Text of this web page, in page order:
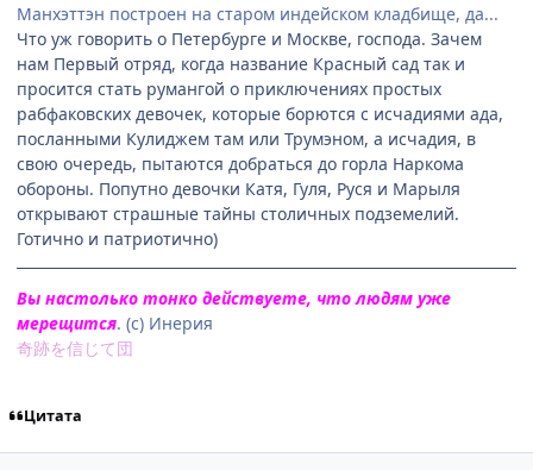
Манхэттэн построен на старом индейском кладбище, да...
Что уж говорить о Петербурге и Москве, господа. Зачем
нам Первый отряд, когда название Красный сад так и
просится стать румангой о приключениях простых
рабфаковских девочек, которые борются с исчадиями ада,
посланными Кулиджем там или Трумэном, а исчадия, в
свою очередь, пытаются добраться до горла Наркома
обороны. Попутно девочки Катя, Гуля, Руся и Марыля
открывают страшные тайны столичных подземелий.
Готично и патриотично)
Вы настолько тонко действуете, что людям уже
мерещится. (с) Инерия
奇跡を信じて団
Цитата